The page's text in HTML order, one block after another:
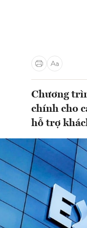
Chương
chính cho
hỗ trợ